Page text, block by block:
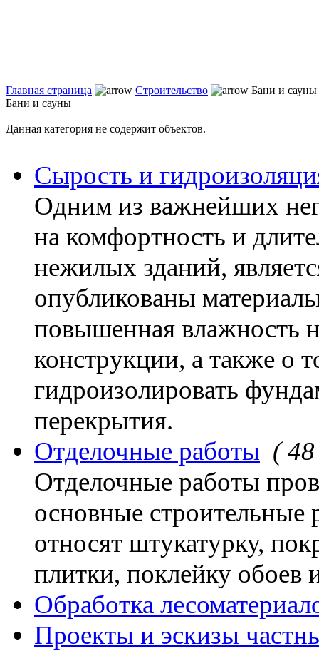
Главная страница Строительство
Бани и сауны
Бани и сауны
Данная категория не содержит объектов.
Сырость и
Одним из важнейших
на комфортность и
нежилых зданий,
опубликованы
повышенная влажность
конструкции, а также о
гидроизолировать
перекрытия.
Отделочные работы (
Отделочные работы
основные
относят штукатурку,
плитки, поклейку обоев
Обработка
Проекты и эскизы